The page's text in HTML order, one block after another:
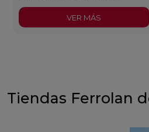
VER MÁS
Tiendas Ferrolan